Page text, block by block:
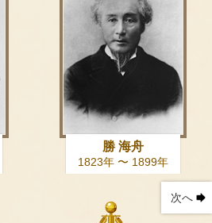
勝 海舟
1823年 〜 1899年
次へ